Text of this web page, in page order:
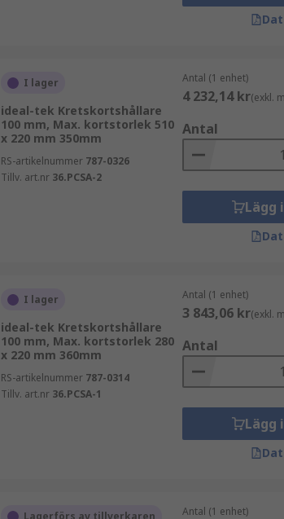
I lager
ideal-tek Kretskortshållare
100 mm, Max. kortstorlek 510
x 220 mm 350mm
RS-artikelnummer 787-0326
Tillv. art.nr 36.PCSA-2
Antal (1 enhet)
4 232,14 kr(exkl.
Antal
Lägg
I lager
ideal-tek Kretskortshållare
100 mm, Max. kortstorlek 280
x 220 mm 360mm
RS-artikelnummer 787-0314
Tillv. art.nr 36.PCSA-1
Antal (1 enhet)
3 843,06 kr(exkl.
Antal
Lägg
Lagerförs av tillverkaren Antal (1 enhet)